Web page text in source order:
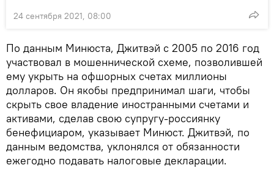
24 сентября 2021, 08:00
По данным Минюста, Джитвэй с 2005 по 2016 год
участвовал в мошеннической схеме, позволившей
ему укрыть на офшорных счетах миллионы
долларов. Он якобы предпринимал шаги, чтобы
скрыть свое владение иностранными счетами и
активами, сделав свою супругу-россиянку
бенефициаром, указывает Минюст. Джитвэй, по
данным ведомства, уклонялся от обязанности
ежегодно подавать налоговые декларации.